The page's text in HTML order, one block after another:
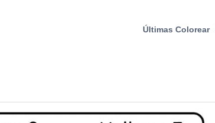
Últimas Colorear